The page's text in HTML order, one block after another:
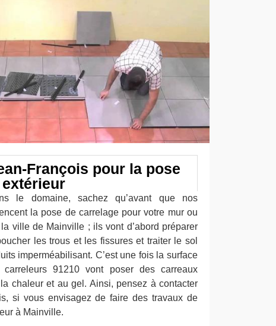
François pour la pose
le domaine, sachez qu’avant que nos
la pose de carrelage pour votre mur ou
ville de Mainville ; ils vont d’abord préparer
les trous et les fissures et traiter le sol
imperméabilisant. C’est une fois la surface
91210 vont poser des carreaux
chaleur et au gel. Ainsi, pensez à contacter
si vous envisagez de faire des travaux de
à Mainville.